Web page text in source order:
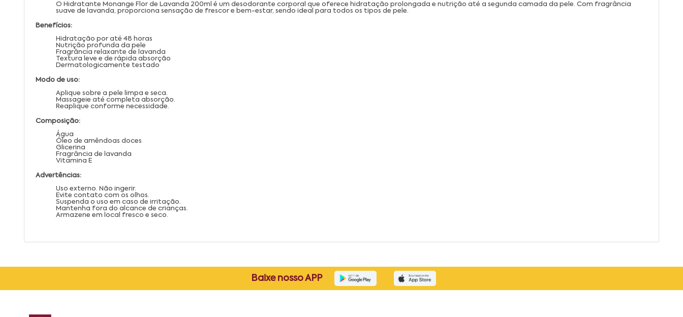
O Hidratante Monange Flor de Lavanda 200ml é um desodorante corporal que oferece hidratação prolongada e nutrição até a segunda camada da pele. Com fragrância
suave de lavanda, proporciona sensação de frescor e bem-estar, sendo ideal para todos os tipos de pele.
Benefícios:
Hidratação por até 48 horas
Nutrição profunda da pele
Fragrância relaxante de lavanda
Textura leve e de rápida absorção
Dermatologicamente testado
Modo de uso:
Aplique sobre a pele limpa e seca.
Massageie até completa absorção.
Reaplique conforme necessidade.
Composição:
Água
Óleo de amêndoas doces
Glicerina
Fragrância de lavanda
Vitamina E
Advertências:
Uso externo. Não ingerir.
Evite contato com os olhos.
Suspenda o uso em caso de irritação.
Mantenha fora do alcance de crianças.
Armazene em local fresco e seco.
Baixe nosso APP